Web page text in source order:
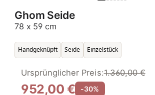
Ghom Seide
78 x 59 cm
Handgeknüpft Seide Einzelstück
952,00 €
Ursprünglicher Preis:1.360,00 €
-30%